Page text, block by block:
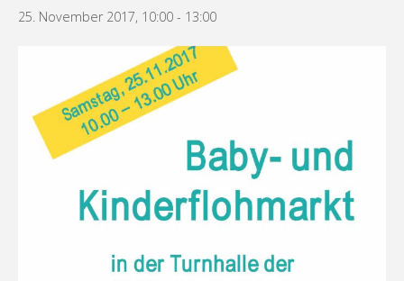
25. November 2017, 10:00 - 13:00